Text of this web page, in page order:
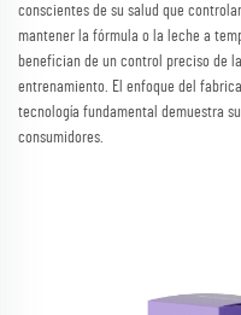
conscientes de su salud que
mantener la fórmula o la leche a
benefician de un control preciso de
entrenamiento. El enfoque del
tecnología fundamental demuestra
consumidores.